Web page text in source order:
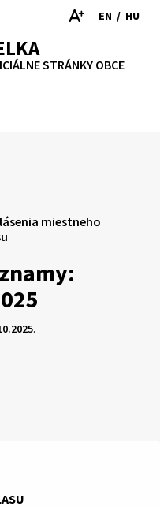
Zvýšiť
kontrast
písmapísma
EN
to
/ HU
STRÁNKY OBCE
miestneho
.